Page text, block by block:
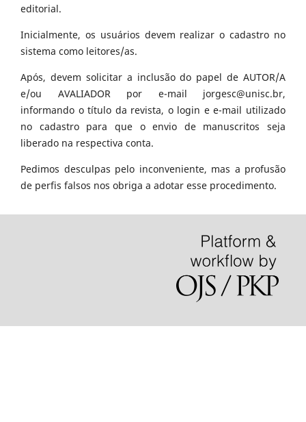
editorial.
Inicialmente, os usuários devem realizar o cadastro no
sistema como leitores/as.
Após, devem solicitar a inclusão do papel de AUTOR/A
e/ou AVALIADOR por e-mail jorgesc@unisc.br,
informando o título da revista, o login e e-mail utilizado
no cadastro para que o envio de manuscritos seja
liberado na respectiva conta.
Pedimos desculpas pelo inconveniente, mas a profusão
de perfis falsos nos obriga a adotar esse procedimento.